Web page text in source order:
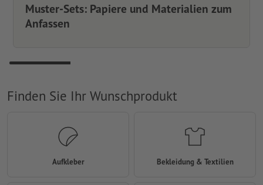
Muster-Sets: Papiere und Materialien zum
Anfassen
Finden Sie Ihr Wunschprodukt
Aufkleber Bekleidung & Textilien